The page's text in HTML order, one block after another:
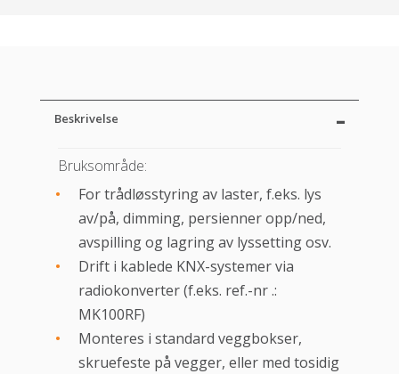
Beskrivelse
Bruksområde:
For trådløsstyring av laster, f.eks. lys
av/på, dimming, persienner opp/ned,
avspilling og lagring av lyssetting osv.
Drift i kablede KNX-systemer via
radiokonverter (f.eks. ref.-nr .:
MK100RF)
Monteres i standard veggbokser,
skruefeste på vegger, eller med tosidig